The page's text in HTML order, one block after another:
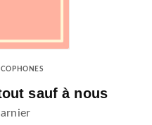
sauf à nous